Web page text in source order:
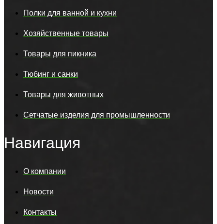
Полки для ванной и кухни
Хозяйственные товары
Товары для пикника
Тюбинг и санки
Товары для животных
Сетчатые изделия для промышленности
Навигация
О компании
Новости
Контакты